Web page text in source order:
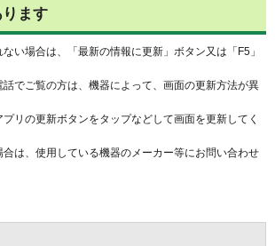
ます
い場合は、「最新の情報に更新」ボタン又は「F5」
でご覧の方は、機器によって、画面の更新方法が異
リの更新ボタンをタップなどして画面を更新してく
は、使用している機器のメーカー等にお問い合わせ